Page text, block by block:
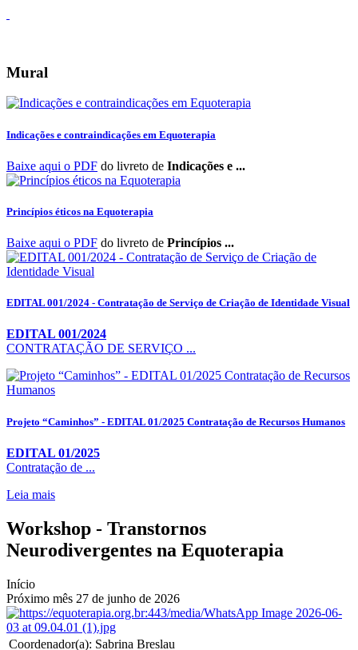
Mural
Indicações e contraindicações em Equoterapia
Baixe aqui o PDF do livreto de Indicações e ...
Princípios éticos na Equoterapia
Baixe aqui o PDF do livreto de Princípios ...
EDITAL 001/2024 - Contratação de Serviço de Criação de Identidade Visual
EDITAL 001/2024
CONTRATAÇÃO DE SERVIÇO ...
Projeto “Caminhos” - EDITAL 01/2025 Contratação de Recursos Humanos
EDITAL 01/2025
Contratação de ...
Leia mais
Workshop - Transtornos
Neurodivergentes na Equoterapia
Início
Próximo mês 27 de junho de 2026
Coordenador(a): Sabrina Breslau